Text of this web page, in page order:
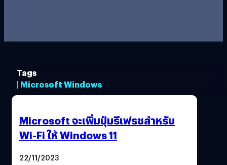
Tags
| Microsoft Windows
Microsoft จะเพิ่มปุ่มรีเฟรชสำหรับ
Wi-Fi ให้ Windows 11
22/11/2023